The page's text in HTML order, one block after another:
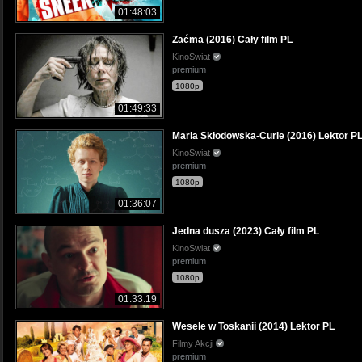
01:48:03
01:49:33
Zaćma (2016) Cały film PL
KinoSwiat
premium
1080p
01:36:07
Maria Skłodowska-Curie (2016) Lektor PL
KinoSwiat
premium
1080p
01:33:19
Jedna dusza (2023) Cały film PL
KinoSwiat
premium
1080p
Wesele w Toskanii (2014) Lektor PL
Filmy Akcji
premium